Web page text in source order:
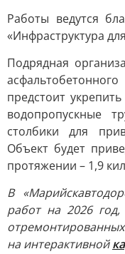
Работы ведутся
«Инфраструктура
Подрядная
предстоит
водопропускные
столбики для
Объект будет
протяжении – 1,9
В
работ на 2026
на интерактивной